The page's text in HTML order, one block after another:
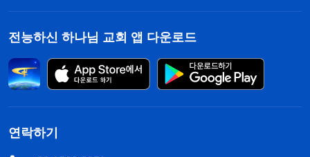
전능하신 하나님 교회 앱 다운로드
연락하기